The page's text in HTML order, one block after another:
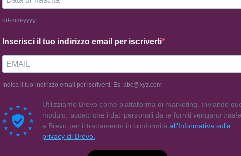
dd-mm-yyyy
Inserisci il tuo indirizzo email per iscriverti
Indica il tuo indirizzo email per iscriverti. Es. abc@xyz.com
Utilizziamo Brevo come piattaforma di marketing. Inviando
modulo, accetti che i dati personali da te forniti vengano
a Brevo per il trattamento in conformità all'Informativa sulla
privacy di Brevo.
Termini e Condizioni
Cookie Policy